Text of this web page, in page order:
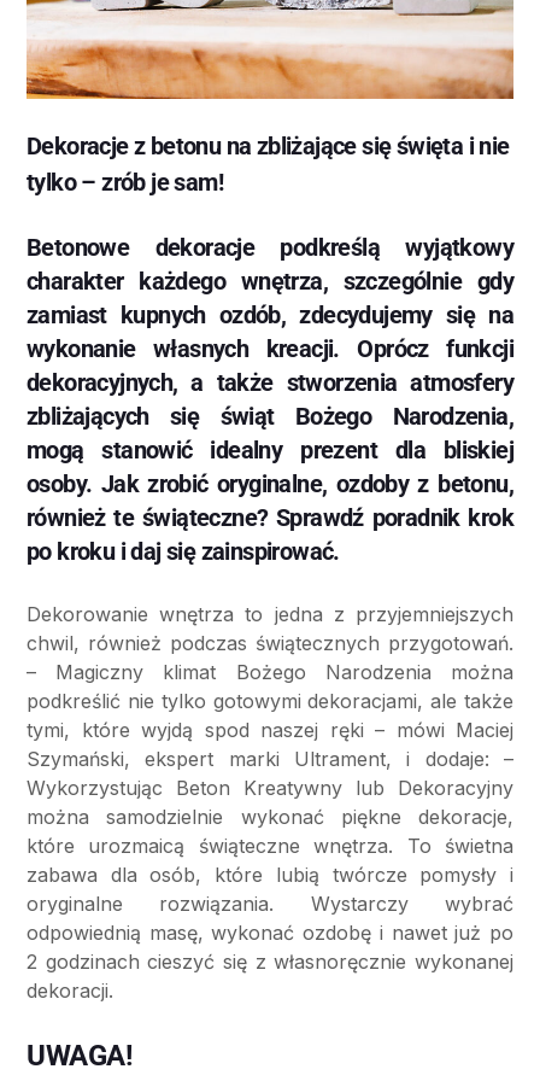
Dekoracje z betonu na zbliżające się święta i nie
tylko – zrób je sam!
Betonowe dekoracje podkreślą wyjątkowy
charakter każdego wnętrza, szczególnie gdy
zamiast kupnych ozdób, zdecydujemy się na
wykonanie własnych kreacji. Oprócz funkcji
dekoracyjnych, a także stworzenia atmosfery
zbliżających się świąt Bożego Narodzenia,
mogą stanowić idealny prezent dla bliskiej
osoby. Jak zrobić oryginalne, ozdoby z betonu,
również te świąteczne? Sprawdź poradnik krok
po kroku i daj się zainspirować.
Dekorowanie wnętrza to jedna z przyjemniejszych
chwil, również podczas świątecznych przygotowań.
– Magiczny klimat Bożego Narodzenia można
podkreślić nie tylko gotowymi dekoracjami, ale także
tymi, które wyjdą spod naszej ręki – mówi Maciej
Szymański, ekspert marki Ultrament, i dodaje: –
Wykorzystując Beton Kreatywny lub Dekoracyjny
można samodzielnie wykonać piękne dekoracje,
które urozmaicą świąteczne wnętrza. To świetna
zabawa dla osób, które lubią twórcze pomysły i
oryginalne rozwiązania. Wystarczy wybrać
odpowiednią masę, wykonać ozdobę i nawet już po
2 godzinach cieszyć się z własnoręcznie wykonanej
dekoracji.
UWAGA!